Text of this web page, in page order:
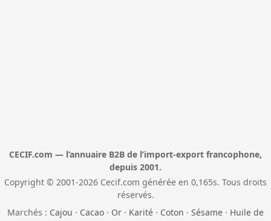
CECIF.com — l’annuaire B2B de l’import-export francophone,
depuis 2001.
Copyright © 2001-2026 Cecif.com générée en 0,165s. Tous droits
réservés.
Marchés : Cajou · Cacao · Or · Karité · Coton · Sésame · Huile de